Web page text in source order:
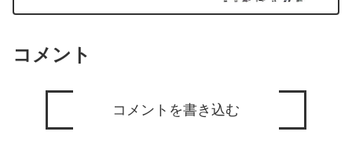
コメント
コメントを書き込む